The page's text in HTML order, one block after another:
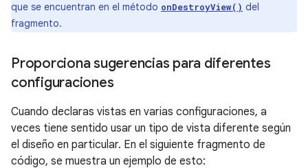
que se encuentran en el método onDestroyView() del
fragmento.
Proporciona sugerencias para diferentes
configuraciones
Cuando declaras vistas en varias configuraciones, a
veces tiene sentido usar un tipo de vista diferente según
el diseño en particular. En el siguiente fragmento de
código, se muestra un ejemplo de esto: